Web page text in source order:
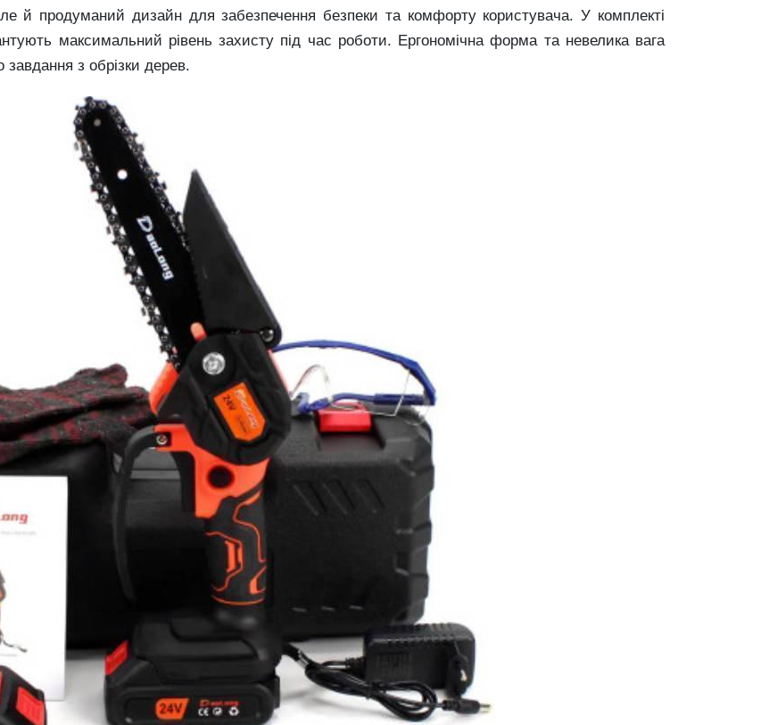
й продуманий дизайн для забезпечення безпеки та комфорту користувача. У комплекті
максимальний рівень захисту під час роботи. Ергономічна форма та невелика вага
завдання з обрізки дерев.